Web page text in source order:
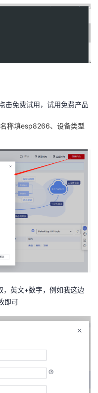
击免费试用，试用免费产品
称填esp8266、设备类型
，英文+数字，例如我这边
即可